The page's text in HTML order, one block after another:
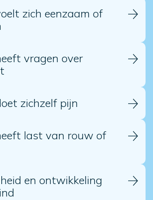
zich eenzaam of
vragen over
zichzelf pijn
last van rouw of
en ontwikkeling